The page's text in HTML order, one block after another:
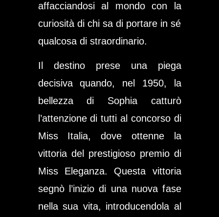
affacciandosi al mondo con la
curiosità di chi sa di portare in sé
qualcosa di straordinario.
Il destino prese una piega
decisiva quando, nel 1950, la
bellezza di Sophia catturò
l’attenzione di tutti al concorso di
Miss Italia, dove ottenne la
vittoria del prestigioso premio di
Miss Eleganza. Questa vittoria
segnò l’inizio di una nuova fase
nella sua vita, introducendola al